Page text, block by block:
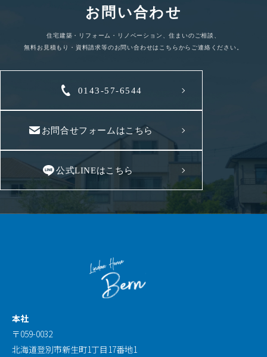
お問い合わせ
住宅建築・リフォーム・リノベーション、住まいのご相談、
無料お見積もり・資料請求等のお問い合わせはこちらからご連絡ください。
0143-57-6544
お問合せフォームはこちら
公式LINEはこちら
本社
〒059-0032
北海道登別市新生町1丁目17番地1